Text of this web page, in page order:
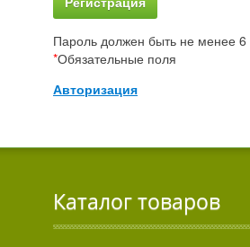
Пароль должен быть не менее
*Обязательные поля
Авторизация
Каталог товаров